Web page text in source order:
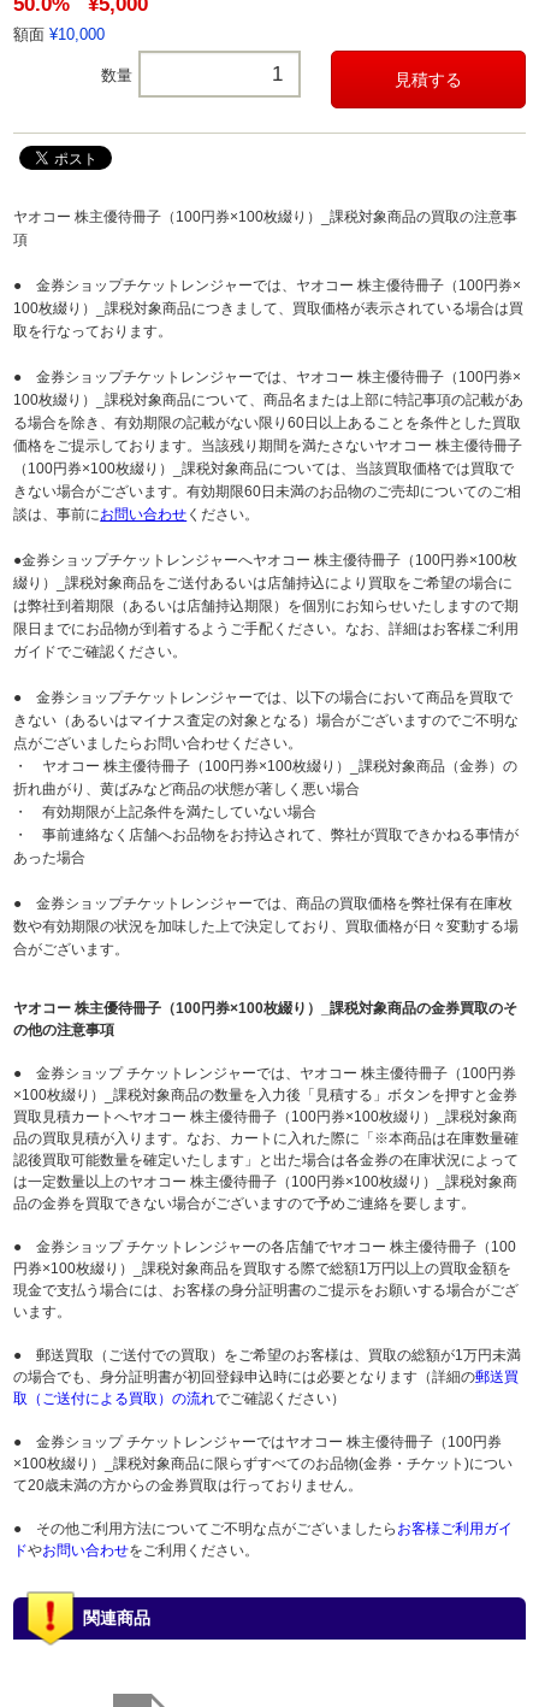
額面 ¥10,000
数量
ヤオコー 株主優待冊子（100円券×100枚綴り）_課税対象商品の買取の注意事
項
● 金券ショップチケットレンジャーでは、ヤオコー 株主優待冊子（100円券×
100枚綴り）_課税対象商品につきまして、買取価格が表示されている場合は買
取を行なっております。
● 金券ショップチケットレンジャーでは、ヤオコー 株主優待冊子（100円券×
100枚綴り）_課税対象商品について、商品名または上部に特記事項の記載があ
る場合を除き、有効期限の記載がない限り60日以上あることを条件とした買取
価格をご提示しております。当該残り期間を満たさないヤオコー 株主優待冊子
（100円券×100枚綴り）_課税対象商品については、当該買取価格では買取で
きない場合がございます。有効期限60日未満のお品物のご売却についてのご相
談は、事前にお問い合わせ ください。
●金券ショップチケットレンジャーへヤオコー 株主優待冊子（100円券×100枚
綴り）_課税対象商品をご送付あるいは店舗持込により買取をご希望の場合に
は弊社到着期限（あるいは店舗持込期限）を個別にお知らせいたしますので期
限日までにお品物が到着するようご手配ください。なお、詳細はお客様ご利用
ガイドでご確認ください。
● 金券ショップチケットレンジャーでは、以下の場合において商品を買取で
きない（あるいはマイナス査定の対象となる）場合がございますのでご不明な
点がございましたらお問い合わせください。
・ ヤオコー 株主優待冊子（100円券×100枚綴り）_課税対象商品（金券）の
折れ曲がり、黄ばみなど商品の状態が著しく悪い場合
・ 有効期限が上記条件を満たしていない場合
・ 事前連絡なく店舗へお品物をお持込されて、弊社が買取できかねる事情が
あった場合
● 金券ショップチケットレンジャーでは、商品の買取価格を弊社保有在庫枚
数や有効期限の状況を加味した上で決定しており、買取価格が日々変動する場
合がございます。
ヤオコー 株主優待冊子（100円券×100枚綴り）_課税対象商品の金券買取のそ
の他の注意事項
● 金券ショップ チケットレンジャーでは、ヤオコー 株主優待冊子（100円券
×100枚綴り）_課税対象商品の数量を入力後「見積する」ボタンを押すと金券
買取見積カートへヤオコー 株主優待冊子（100円券×100枚綴り）_課税対象商
品の買取見積が入ります。なお、カートに入れた際に「※本商品は在庫数量確
認後買取可能数量を確定いたします」と出た場合は各金券の在庫状況によって
は一定数量以上のヤオコー 株主優待冊子（100円券×100枚綴り）_課税対象商
品の金券を買取できない場合がございますので予めご連絡を要します。
● 金券ショップ チケットレンジャーの各店舗でヤオコー 株主優待冊子（100
円券×100枚綴り）_課税対象商品を買取する際で総額1万円以上の買取金額を
現金で支払う場合には、お客様の身分証明書のご提示をお願いする場合がござ
います。
● 郵送買取（ご送付での買取）をご希望のお客様は、買取の総額が1万円未満
の場合でも、身分証明書が初回登録申込時には必要となります（詳細の郵送買
取（ご送付による買取）の流れでご確認ください）
● 金券ショップ チケットレンジャーではヤオコー 株主優待冊子（100円券
×100枚綴り）_課税対象商品に限らずすべてのお品物(金券・チケット)につい
て20歳未満の方からの金券買取は行っておりません。
● その他ご利用方法についてご不明な点がございましたら お客様ご利用ガイ
ドやお問い合わせをご利用ください。
関連商品